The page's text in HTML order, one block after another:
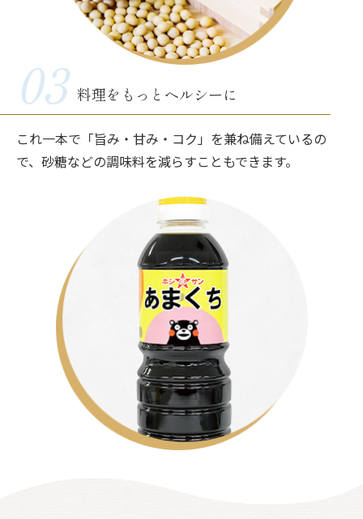
料理をもっとヘルシーに
03
これ一本で「旨み・甘み・コク」を兼ね備えているの
で、砂糖などの調味料を減らすこともできます。